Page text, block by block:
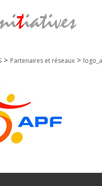
> Partenaires et réseaux >